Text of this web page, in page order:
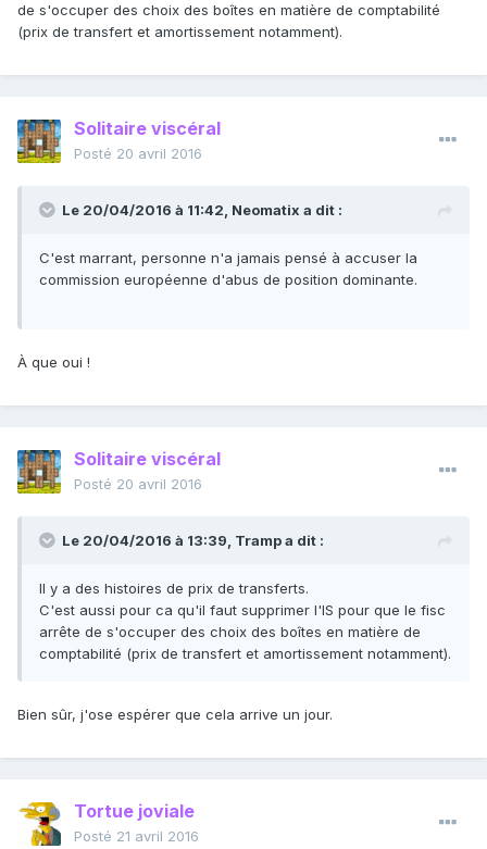
de s'occuper des choix des boîtes en matière de comptabilité
(prix de transfert et amortissement notamment).
Solitaire viscéral
Posté 20 avril 2016
Le 20/04/2016 à 11:42, Neomatix a dit :
C'est marrant, personne n'a jamais pensé à accuser la
commission européenne d'abus de position dominante.
À que oui !
Solitaire viscéral
Posté 20 avril 2016
Le 20/04/2016 à 13:39, Tramp a dit :
Il y a des histoires de prix de transferts.
C'est aussi pour ca qu'il faut supprimer l'IS pour que le fisc
arrête de s'occuper des choix des boîtes en matière de
comptabilité (prix de transfert et amortissement notamment).
Bien sûr, j'ose espérer que cela arrive un jour.
Tortue joviale
Posté 21 avril 2016